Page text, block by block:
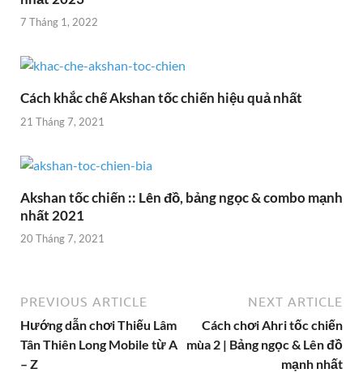
7 Tháng 1, 2022
Cách khắc chế Akshan tốc chiến hiệu quả nhất
21 Tháng 7, 2021
Akshan tốc chiến :: Lên đồ, bảng ngọc & combo mạnh
nhất 2021
20 Tháng 7, 2021
PREVIOUS ARTICLE
Hướng dẫn chơi Thiếu Lâm
Tân Thiên Long Mobile từ A
– Z
NEXT ARTICLE
Cách chơi Ahri tốc chiến
mùa 2 | Bảng ngọc & Lên đồ
mạnh nhất